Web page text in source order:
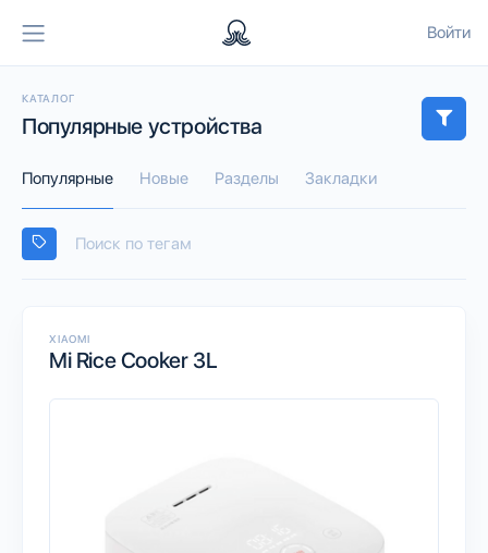
Войти
КАТАЛОГ
Популярные устройства
Популярные Новые Разделы Закладки
XIAOMI
Mi Rice Cooker 3L